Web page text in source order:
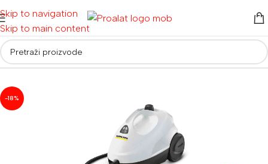
Skip to navigation
Skip to main content
Početna/ Usisivači/Parni čistači
-18%